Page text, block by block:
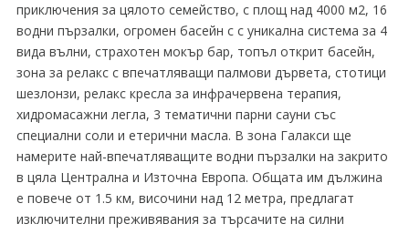
приключения за цялото семейство, с площ над 4000 м2, 16
водни пързалки, огромен басейн с с уникална система за 4
вида вълни, страхотен мокър бар, топъл открит басейн,
зона за релакс с впечатляващи палмови дървета, стотици
шезлонзи, релакс кресла за инфрачервена терапия,
хидромасажни легла, 3 тематични парни сауни със
специални соли и етерични масла. В зона Галакси ще
намерите най-впечатляващите водни пързалки на закрито
в цяла Централна и Източна Европа. Общата им дължина
е повече от 1.5 км, височини над 12 метра, предлагат
изключителни преживявания за търсачите на силни